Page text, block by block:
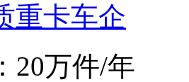
重卡车企
20万件/年